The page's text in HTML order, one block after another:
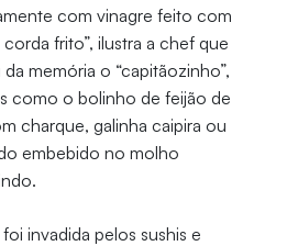
com vinagre feito com
frito”, ilustra a chef que
memória o “capitãozinho”,
como o bolinho de feijão de
charque, galinha caipira ou
embebido no molho
invadida pelos sushis e